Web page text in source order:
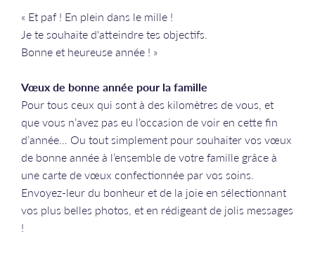
« Et paf ! En plein dans le mille !
Je te souhaite d'atteindre tes objectifs.
Bonne et heureuse année ! »
Vœux de bonne année pour la famille
Pour tous ceux qui sont à des kilomètres de vous, et
que vous n’avez pas eu l’occasion de voir en cette fin
d’année… Ou tout simplement pour souhaiter vos vœux
de bonne année à l’ensemble de votre famille grâce à
une carte de vœux confectionnée par vos soins.
Envoyez-leur du bonheur et de la joie en sélectionnant
vos plus belles photos, et en rédigeant de jolis messages
!